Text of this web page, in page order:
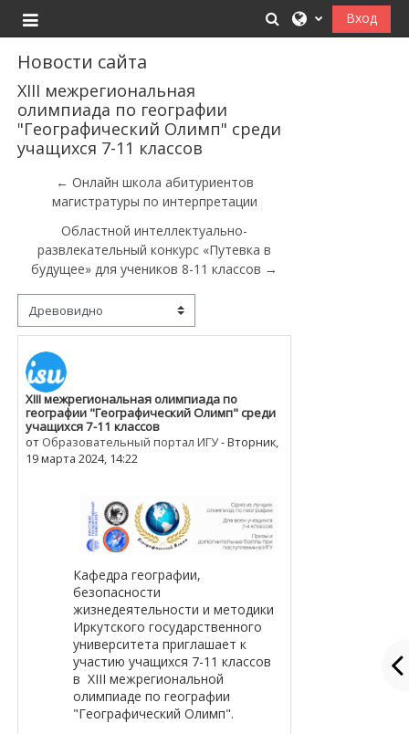
Боковая панель
ИзменитьВход
Новости сайта
XIII межрегиональная
олимпиада по географии
"Географический Олимп" среди
учащихся 7-11 классов
← Онлайн школа абитуриентов
магистратуры по интерпретации
Областной интеллектуально-
развлекательный конкурс «Путевка в
будущее» для учеников 8-11 классов →
Режим отображения
XIII межрегиональная олимпиада по
географии "Географический Олимп" среди
учащихся 7-11 классов
от Образовательный портал ИГУ-Вторник,
19 марта 2024, 14:22
Количество ответов: 0
Кафедра географии,
безопасности
жизнедеятельности и методики
Иркутского государственного
университета приглашает к
участию учащихся 7-11 классов
в XIII межрегиональной
олимпиаде по географии
"Географический Олимп".